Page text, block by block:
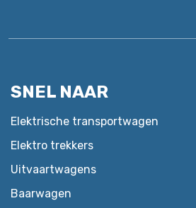
SNEL NAAR
Elektrische transportwagen
Elektro trekkers
Uitvaartwagens
Baarwagen